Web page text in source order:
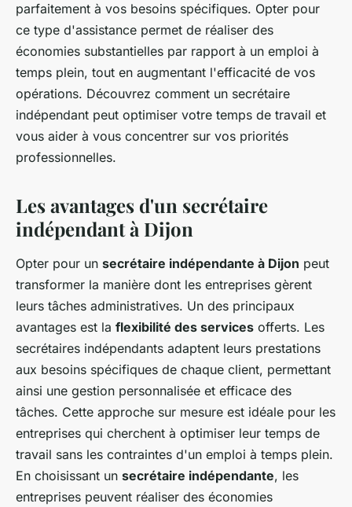
parfaitement à vos besoins spécifiques. Opter pour
ce type d'assistance permet de réaliser des
économies substantielles par rapport à un emploi à
temps plein, tout en augmentant l'efficacité de vos
opérations. Découvrez comment un secrétaire
indépendant peut optimiser votre temps de travail et
vous aider à vous concentrer sur vos priorités
professionnelles.
Les avantages d'un secrétaire
indépendant à Dijon
Opter pour un secrétaire indépendante à Dijon peut
transformer la manière dont les entreprises gèrent
leurs tâches administratives. Un des principaux
avantages est la flexibilité des services offerts. Les
secrétaires indépendants adaptent leurs prestations
aux besoins spécifiques de chaque client, permettant
ainsi une gestion personnalisée et efficace des
tâches. Cette approche sur mesure est idéale pour les
entreprises qui cherchent à optimiser leur temps de
travail sans les contraintes d'un emploi à temps plein.
En choisissant un secrétaire indépendante, les
entreprises peuvent réaliser des économies